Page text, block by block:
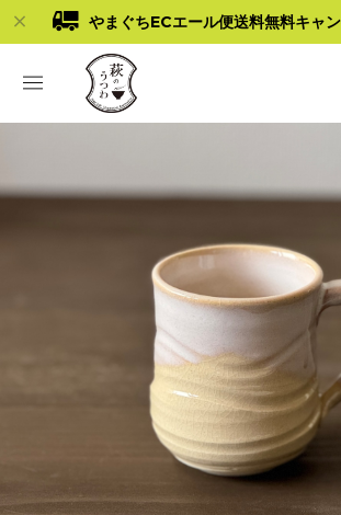
やまぐちECエール便送料無料キャン